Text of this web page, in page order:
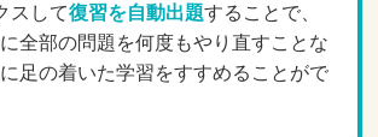
スして復習を自動出題することで、
全部の問題を何度もやり直すことな
足の着いた学習をすすめることがで